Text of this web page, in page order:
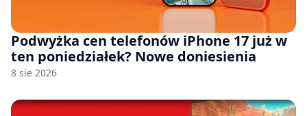
Podwyżka cen telefonów iPhone 17 już w
ten poniedziałek? Nowe doniesienia
8 sie 2026